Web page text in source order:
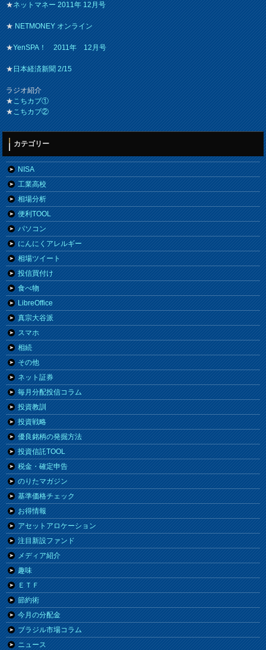
★ネットマネー 2011年 12月号
★NETMONEY オンライン
★YenSPA！ 2011年 12月号
★日本経済新聞 2/15
ラジオ紹介
★こちカブ①
★こちカブ②
カテゴリー
NISA
工業高校
相場分析
便利TOOL
パソコン
にんにくアレルギー
相場ツイート
投信買付け
食べ物
LibreOffice
真宗大谷派
スマホ
相続
その他
ネット証券
毎月分配投信コラム
投資教訓
投資戦略
優良銘柄の発掘方法
投資信託TOOL
税金・確定申告
のりたマガジン
基準価格チェック
お得情報
アセットアロケーション
注目新設ファンド
メディア紹介
趣味
ＥＴＦ
節約術
今月の分配金
ブラジル市場コラム
ニュース